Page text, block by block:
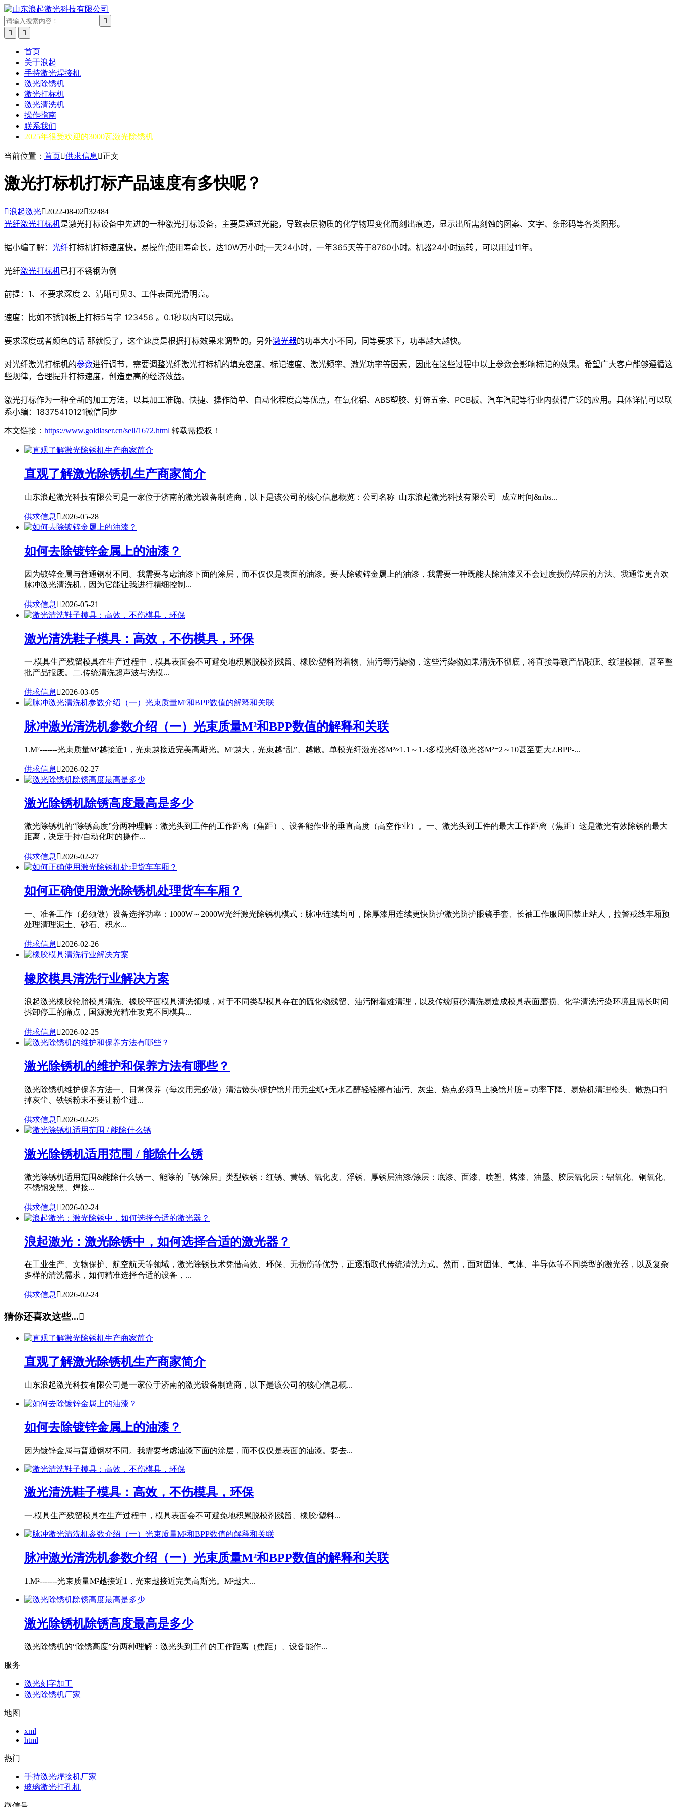



首页
关于浪起
手持激光焊接机
激光除锈机
激光打标机
激光清洗机
操作指南
联系我们
2025年很受欢迎的3000瓦激光除锈机
当前位置： 首页供求信息 正文
激光打标机打标产品速度有多快呢？
浪起激光2022-08-0232484
光纤激光打标机是激光打标设备中先进的一种激光打标设备，主要是通过光能，导致表层物质的化学物理变化而刻出痕迹，显示出所需刻蚀的图案、文字、条形码等各类图形。
据小编了解： 光纤打标机打标速度快，易操作;使用寿命长，达10W万小时;一天24小时，一年365天等于8760小时。机器24小时运转，可以用过11年。
光纤激光打标机已打不锈钢为例
前提：1、不要求深度 2、清晰可见3、工件表面光滑明亮。
速度：比如不锈钢板上打标5号字 123456 。0.1秒以内可以完成。
要求深度或者颜色的话 那就慢了，这个速度是根据打标效果来调整的。另外激光器的功率大小不同，同等要求下，功率越大越快。
对光纤激光打标机的参数进行调节，需要调整光纤激光打标机的填充密度、标记速度、激光频率、激光功率等因素，因此在这些过程中以上参数会影响标记的效果。希望广大客户能够遵循这
些规律，合理提升打标速度，创造更高的经济效益。
激光打标作为一种全新的加工方法，以其加工准确、快捷、操作简单、自动化程度高等优点，在氧化铝、ABS塑胶、灯饰五金、PCB板、汽车汽配等行业内获得广泛的应用。具体详情可以联
系小编：18375410121微信同步
本文链接： https://www.goldlaser.cn/sell/1672.html 转载需授权！
直观了解激光除锈机生产商家简介
山东浪起激光科技有限公司是一家位于济南的激光设备制造商，以下是该公司的核心信息概览：公司名称 山东浪起激光科技有限公司 成立时间&nbs...
供求信息 2026-05-28
如何去除镀锌金属上的油漆？
因为镀锌金属与普通钢材不同。我需要考虑油漆下面的涂层，而不仅仅是表面的油漆。要去除镀锌金属上的油漆，我需要一种既能去除油漆又不会过度损伤锌层的方法。我通常更喜欢
脉冲激光清洗机，因为它能让我进行精细控制...
供求信息 2026-05-21
激光清洗鞋子模具：高效，不伤模具，环保
一.模具生产残留模具在生产过程中，模具表面会不可避免地积累脱模剂残留、橡胶/塑料附着物、油污等污染物，这些污染物如果清洗不彻底，将直接导致产品瑕疵、纹理模糊、甚至整
批产品报废。二.传统清洗超声波与洗模...
供求信息 2026-03-05
脉冲激光清洗机参数介绍（一）光束质量M²和BPP数值的解释和关联
1.M²-------光束质量M²越接近1，光束越接近完美高斯光。M²越大，光束越“乱”、越散。单模光纤激光器M²≈1.1～1.3多模光纤激光器M²=2～10甚至更大2.BPP-...
供求信息 2026-02-27
激光除锈机除锈高度最高是多少
激光除锈机的“除锈高度”分两种理解：激光头到工件的工作距离（焦距）、设备能作业的垂直高度（高空作业）。一、激光头到工件的最大工作距离（焦距）这是激光有效除锈的最大
距离，决定手持/自动化时的操作...
供求信息 2026-02-27
如何正确使用激光除锈机处理货车车厢？
一、准备工作（必须做）设备选择功率：1000W～2000W光纤激光除锈机模式：脉冲/连续均可，除厚漆用连续更快防护激光防护眼镜手套、长袖工作服周围禁止站人，拉警戒线车厢预
处理清理泥土、砂石、积水...
供求信息 2026-02-26
橡胶模具清洗行业解决方案
浪起激光橡胶轮胎模具清洗、橡胶平面模具清洗领域，对于不同类型模具存在的硫化物残留、油污附着难清理，以及传统喷砂清洗易造成模具表面磨损、化学清洗污染环境且需长时间
拆卸停工的痛点，国源激光精准攻克不同模具...
供求信息 2026-02-25
激光除锈机的维护和保养方法有哪些？
激光除锈机维护保养方法一、日常保养（每次用完必做）清洁镜头/保护镜片用无尘纸+无水乙醇轻轻擦有油污、灰尘、烧点必须马上换镜片脏＝功率下降、易烧机清理枪头、散热口扫
掉灰尘、铁锈粉末不要让粉尘进...
供求信息 2026-02-25
激光除锈机适用范围 / 能除什么锈
激光除锈机适用范围&能除什么锈一、能除的「锈/涂层」类型铁锈：红锈、黄锈、氧化皮、浮锈、厚锈层油漆/涂层：底漆、面漆、喷塑、烤漆、油墨、胶层氧化层：铝氧化、铜氧化、
不锈钢发黑、焊接...
供求信息 2026-02-24
浪起激光：激光除锈中，如何选择合适的激光器？
在工业生产、文物保护、航空航天等领域，激光除锈技术凭借高效、环保、无损伤等优势，正逐渐取代传统清洗方式。然而，面对固体、气体、半导体等不同类型的激光器，以及复杂
多样的清洗需求，如何精准选择合适的设备，...
供求信息2026-02-24
猜你还喜欢这些...
直观了解激光除锈机生产商家简介
山东浪起激光科技有限公司是一家位于济南的激光设备制造商，以下是该公司的核心信息概...
如何去除镀锌金属上的油漆？
因为镀锌金属与普通钢材不同。我需要考虑油漆下面的涂层，而不仅仅是表面的油漆。要去...
激光清洗鞋子模具：高效，不伤模具，环保
一.模具生产残留模具在生产过程中，模具表面会不可避免地积累脱模剂残留、橡胶/塑料...
脉冲激光清洗机参数介绍（一）光束质量M²和BPP数值的解释和关联
1.M²-------光束质量M²越接近1，光束越接近完美高斯光。M²越大...
激光除锈机除锈高度最高是多少
激光除锈机的“除锈高度”分两种理解：激光头到工件的工作距离（焦距）、设备能作...
服务
激光刻字加工
激光除锈机厂家
地图
xml
html
热门
手持激光焊接机厂家
玻璃激光打孔机